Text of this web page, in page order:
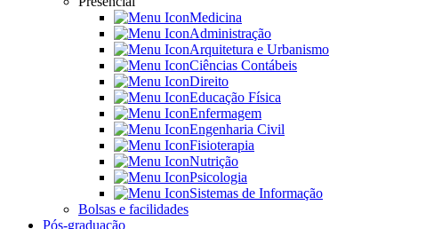
Medicina
Administração
Arquitetura e Urbanismo
Ciências Contábeis
Direito
Educação Física
Enfermagem
Engenharia Civil
Fisioterapia
Nutrição
Psicologia
Sistemas de Informação
Bolsas e facilidades
Pós-graduação